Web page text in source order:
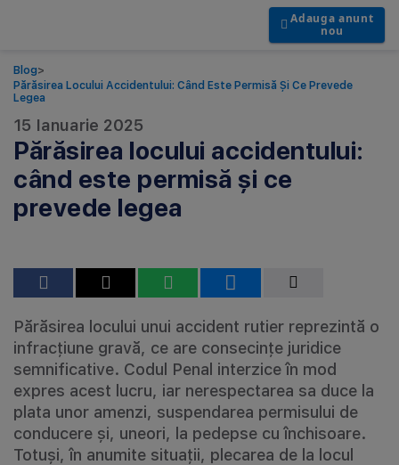
Adauga anunt
nou
Blog>
Părăsirea Locului Accidentului: Când Este Permisă Și Ce Prevede
Legea
15 Ianuarie 2025
Părăsirea locului accidentului:
când este permisă și ce
prevede legea
Părăsirea locului unui accident rutier reprezintă o
infracțiune gravă, ce are consecințe juridice
semnificative. Codul Penal interzice în mod
expres acest lucru, iar nerespectarea sa duce la
plata unor amenzi, suspendarea permisului de
conducere și, uneori, la pedepse cu închisoare.
Totuși, în anumite situații, plecarea de la locul